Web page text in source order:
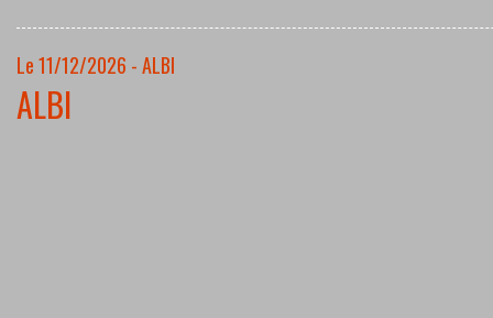
Le 11/12/2026 - ALBI
ALBI